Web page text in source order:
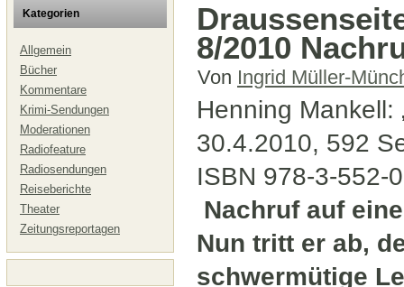
Kategorien
Allgemein
Bücher
Kommentare
Krimi-Sendungen
Moderationen
Radiofeature
Radiosendungen
Reiseberichte
Theater
Zeitungsreportagen
8/2010
Von Ingrid Müller-
Henning Mankell:
30.4.2010, 592
ISBN 978-3-552-
Nachruf auf
Nun tritt er ab,
schwermütige